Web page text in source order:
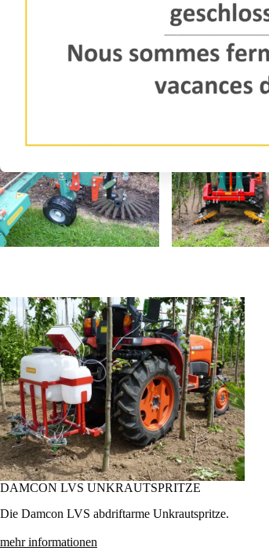
DAMCON LVS UNKRAUTSPRITZE
Die Damcon LVS abdriftarme Unkrautspritze.
mehr informationen